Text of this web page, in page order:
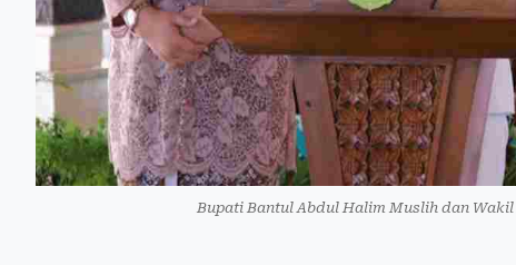
Bupati Bantul Abdul Halim Muslih dan